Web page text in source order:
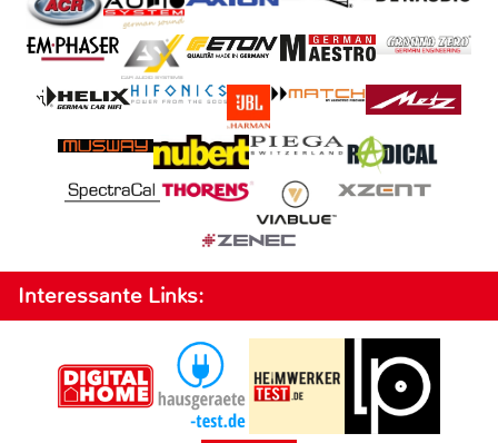
Interessante Links: